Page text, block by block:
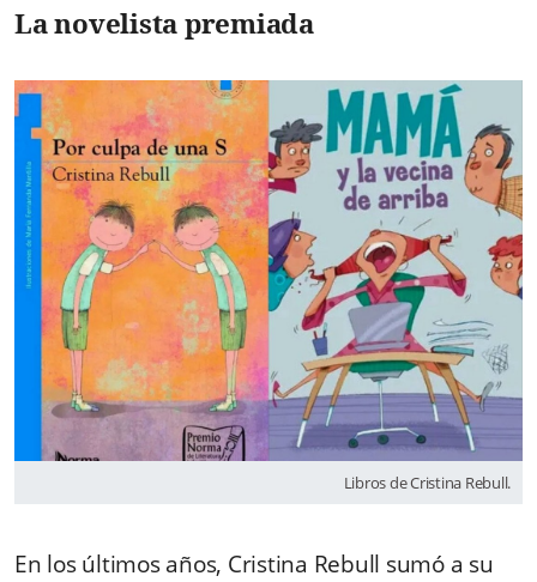
La novelista premiada
Libros de Cristina Rebull.
En los últimos años, Cristina Rebull sumó a su